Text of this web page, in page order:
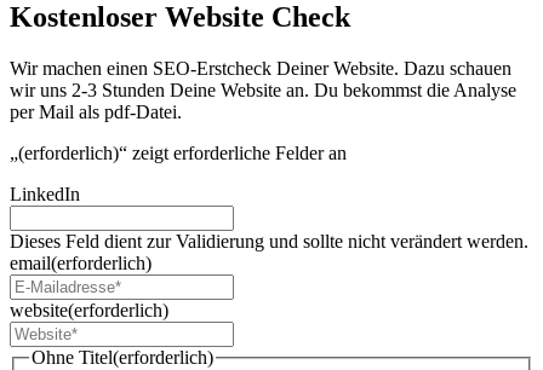
Kostenloser Website Check
Wir machen einen SEO-Erstcheck Deiner Website. Dazu schauen
wir uns 2-3 Stunden Deine Website an. Du bekommst die Analyse
per Mail als pdf-Datei.
„(erforderlich)“ zeigt erforderliche Felder an
LinkedIn
Dieses Feld dient zur Validierung und sollte nicht verändert werden.
email(erforderlich)
website(erforderlich)
Ohne Titel(erforderlich)